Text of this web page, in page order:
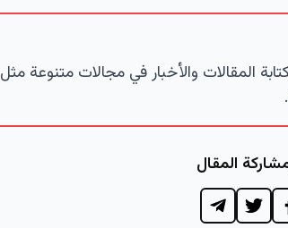
المقالات والأخبار في مجالات متنوعة مثل
المقال